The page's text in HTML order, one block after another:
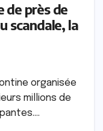
de près de
scandale, la
organisée
millions de